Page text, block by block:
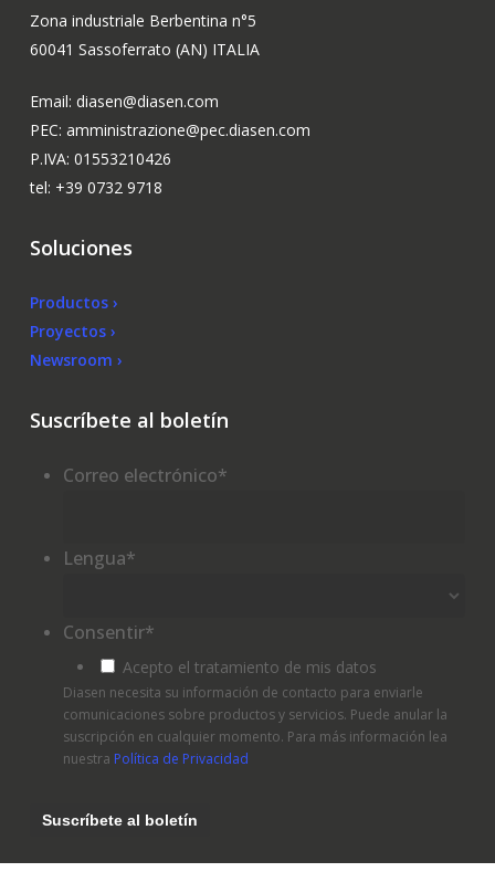
Zona industriale Berbentina n°5
60041 Sassoferrato (AN) ITALIA
Email: diasen@diasen.com
PEC: amministrazione@pec.diasen.com
P.IVA: 01553210426
tel: +39 0732 9718
Soluciones
Productos ›
Proyectos ›
Newsroom ›
Suscríbete al boletín
Correo electrónico*
Lengua*
Consentir*
Acepto el tratamiento de mis datos
Diasen necesita su información de contacto para enviarle
comunicaciones sobre productos y servicios. Puede anular la
suscripción en cualquier momento. Para más información lea
nuestra Política de Privacidad